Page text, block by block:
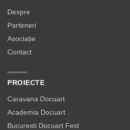
Despre
Parteneri
Asociație
Contact
PROIECTE
Caravana Docuart
Academia Docuart
Bucuresti Docuart Fest